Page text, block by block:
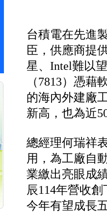
台積電在先進
臣，供應商提
星、Intel難以
（7813）憑
的海內外建廠
新高，也為近
總經理何瑞祥
用，為工廠自
業繳出亮眼成
辰114年營收
今年有望成長